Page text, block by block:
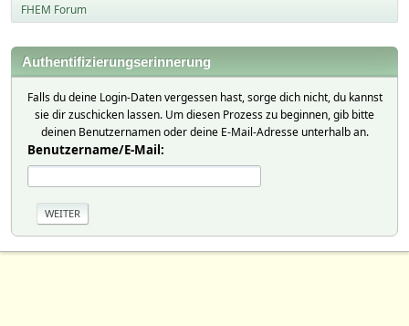
FHEM Forum
Authentifizierungserinnerung
Falls du deine Login-Daten vergessen hast, sorge dich nicht, du kannst
sie dir zuschicken lassen. Um diesen Prozess zu beginnen, gib bitte
deinen Benutzernamen oder deine E-Mail-Adresse unterhalb an.
Benutzername/E-Mail: